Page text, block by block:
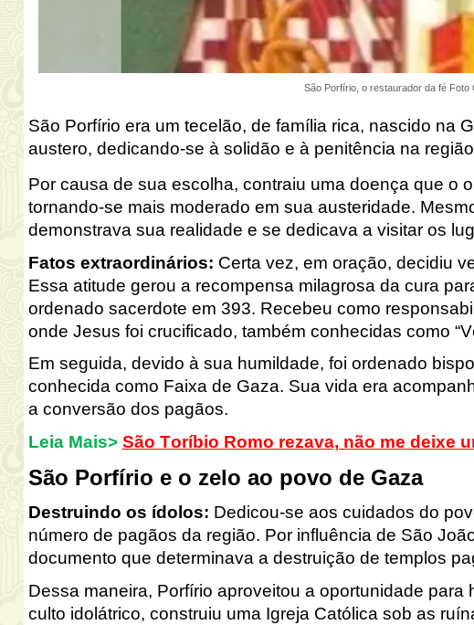
São Porfírio, o restaurador da fé Foto
São Porfírio era um tecelão, de família rica, nascido na
austero, dedicando-se à solidão e à penitência na
Por causa de sua escolha, contraiu uma doença que o
tornando-se mais moderado em sua austeridade.
demonstrava sua realidade e se dedicava a visitar os
Fatos extraordinários: Certa vez, em oração, decidiu
Essa atitude gerou a recompensa milagrosa da cura
ordenado sacerdote em 393. Recebeu como
onde Jesus foi crucificado, também conhecidas como
Em seguida, devido à sua humildade, foi ordenado
conhecida como Faixa de Gaza. Sua vida era
a conversão dos pagãos.
Leia Mais> São Toríbio Romo rezava, não me deixe
São Porfírio e o zelo ao povo de Gaza
Destruindo os ídolos: Dedicou-se aos cuidados do
número de pagãos da região. Por influência de São
documento que determinava a destruição de templos
Dessa maneira, Porfírio aproveitou a oportunidade para
culto idolátrico, construiu uma Igreja Católica sob as